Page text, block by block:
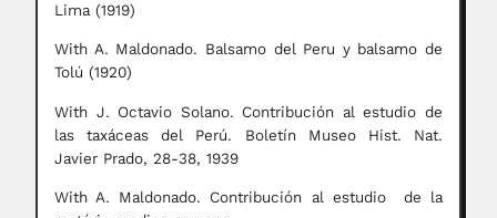
Lima (1919)
With A. Maldonado. Balsamo del Peru y balsamo de
Tolú (1920)
With J. Octavio Solano. Contribución al estudio de
las taxáceas del Perú. Boletín Museo Hist. Nat.
Javier Prado, 28-38, 1939
With A. Maldonado. Contribución al estudio de la